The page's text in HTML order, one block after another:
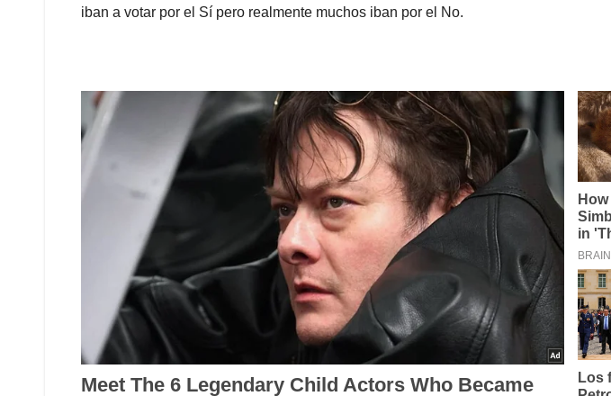
iban a votar por el Sí pero realmente muchos iban por el No.